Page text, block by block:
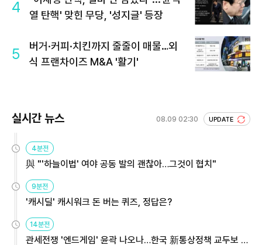
4
열 탄핵' 맞힌 무당, '성지글' 등장
5
버거·커피·치킨까지 줄줄이 매물…외
식 프랜차이즈 M&A '활기'
실시간 뉴스 08.09 02:30 UPDATE
4분전
與 "'하늘이법' 여야 공동 발의 괜찮아…그것이 협치"
9분전
'캐시딜' 캐시워크 돈 버는 퀴즈, 정답은?
14분전
관세전쟁 '엔드게임' 윤곽 나오나…한국 新통상정책 교두보 활